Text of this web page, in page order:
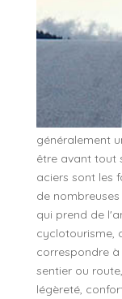
généralement
être avant tout
aciers sont les
de
qui prend de
cyclotourisme,
correspondre
sentier ou
légèreté,